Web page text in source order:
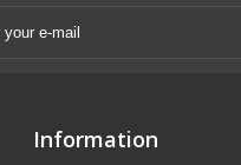
Information